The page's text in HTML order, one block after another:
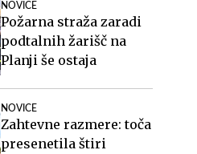
NOVICE
Požarna straža zaradi
podtalnih žarišč na
Planji še ostaja
NOVICE
Zahtevne razmere: toča
presenetila štiri